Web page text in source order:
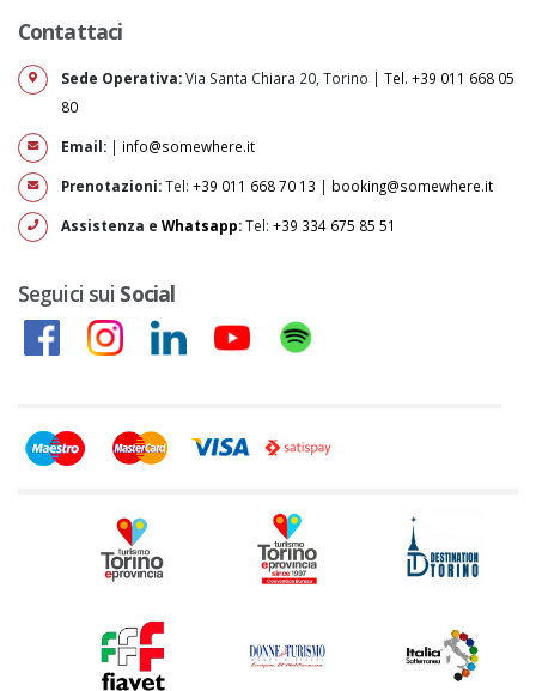
Contattaci
Sede Operativa:Via Santa Chiara 20, Torino | Tel. +39 011 668 05
80
Email: | info@somewhere.it
Prenotazioni:Tel: +39 011 668 70 13 | booking@somewhere.it
Assistenza e Whatsapp:Tel: +39 334 675 85 51
Seguici sui Social